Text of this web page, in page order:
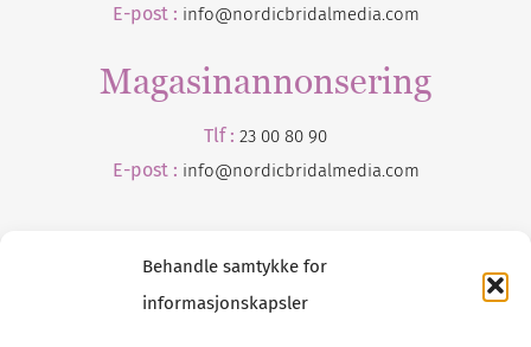
Behandle samtykke for
informasjonskapsler
E-post : info@nordicbridalmedia.com
Magasinannonsering
Tlf : 23 00 80 90
E-post : info@nordicbridalmedia.com